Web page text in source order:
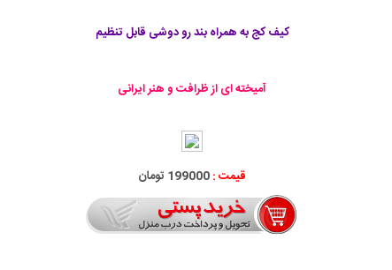
کیف کج به همراه بند رو دوشی قابل تنظیم
آمیخته ای از ظرافت و هنر ایرانی
قیمت :199000 تومان